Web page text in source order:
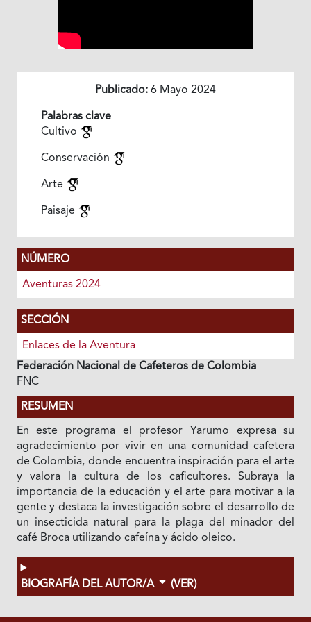
Publicado: 6 Mayo 2024
Palabras clave
Cultivo
Conservación
Arte
Paisaje
NÚMERO
Aventuras 2024
SECCIÓN
Enlaces de la Aventura
Federación Nacional de Cafeteros de Colombia
FNC
RESUMEN
En este programa el profesor Yarumo expresa su
agradecimiento por vivir en una comunidad cafetera
de Colombia, donde encuentra inspiración para el arte
y valora la cultura de los caficultores. Subraya la
importancia de la educación y el arte para motivar a la
gente y destaca la investigación sobre el desarrollo de
un insecticida natural para la plaga del minador del
café Broca utilizando cafeína y ácido oleico.
BIOGRAFÍA DEL AUTOR/A (VER)